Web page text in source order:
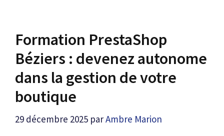
Formation PrestaShop
Béziers : devenez autonome
dans la gestion de votre
boutique
29 décembre 2025 parAmbre Marion